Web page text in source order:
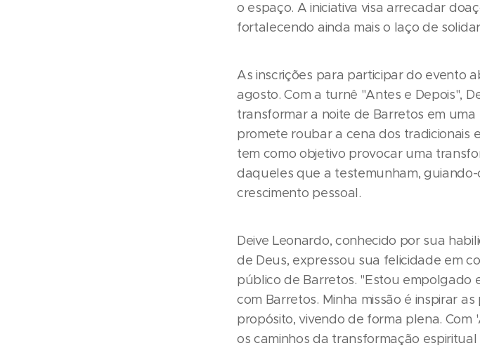
o espaço. A iniciativa visa arrecadar
fortalecendo ainda mais o laço de
As inscrições para participar do evento
agosto. Com a turnê "Antes e Depois",
transformar a noite de Barretos em
promete roubar a cena dos tradicionais
tem como objetivo provocar uma
daqueles que a testemunham,
crescimento pessoal.
Deive Leonardo, conhecido por sua
de Deus, expressou sua felicidade em
público de Barretos. "Estou empolgado
com Barretos. Minha missão é inspirar
propósito, vivendo de forma plena. Com
os caminhos da transformação